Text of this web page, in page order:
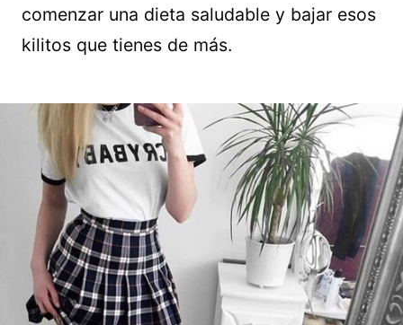
comenzar una dieta saludable y bajar esos
kilitos que tienes de más.